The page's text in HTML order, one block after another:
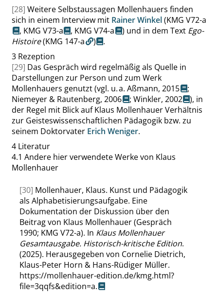
[28] Weitere Selbstaussagen Mollenhauers finden
sich in einem Interview mit Rainer Winkel(KMG V72-a
, KMG V73-a , KMG V74-a ) und in dem Text Ego-
Histoire(KMG 147-a )
.
3 Rezeption
[29] Das Gespräch wird regelmäßig als Quelle in
Darstellungen zur Person und zum Werk
Mollenhauers genutzt (vgl. u. a. Aßmann, 2015
;
Niemeyer & Rautenberg, 2006
; Winkler, 2002
), in
der Regel mit Blick auf Klaus Mollenhauer Verhältnis
zur Geisteswissenschaftlichen Pädagogik bzw. zu
seinem Doktorvater Erich Weniger.
4 Literatur
4.1 Andere hier verwendete Werke von Klaus
Mollenhauer
[30] Mollenhauer, Klaus. Kunst und Pädagogik
als Alphabetisierungsaufgabe. Eine
Dokumentation der Diskussion über den
Beitrag von Klaus Mollenhauer (Gespräch
1990; KMG V72-a). In Klaus Mollenhauer
Gesamtausgabe. Historisch-kritische Edition.
(2025). Herausgegeben von Cornelie Dietrich,
Klaus-Peter Horn & Hans-Rüdiger Müller.
https://mollenhauer-edition.de/kmg.html?
file=3qqfs&edition=a.